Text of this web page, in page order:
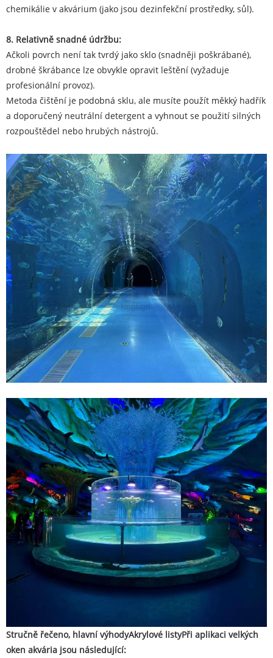
chemikálie v akvárium (jako jsou dezinfekční prostředky, sůl).
8. Relativně snadné údržbu:
Ačkoli povrch není tak tvrdý jako sklo (snadněji poškrábané),
drobné škrábance lze obvykle opravit leštění (vyžaduje
profesionální provoz).
Metoda čištění je podobná sklu, ale musíte použít měkký hadřík
a doporučený neutrální detergent a vyhnout se použití silných
rozpouštědel nebo hrubých nástrojů.
Stručně řečeno, hlavní výhodyAkrylové listyPři aplikaci velkých
oken akvária jsou následující: